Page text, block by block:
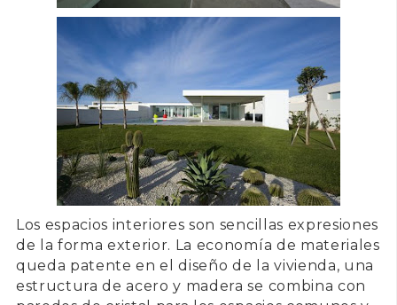
Los espacios interiores son sencillas expresiones
de la forma exterior. La economía de materiales
queda patente en el diseño de la vivienda, una
estructura de acero y madera se combina con